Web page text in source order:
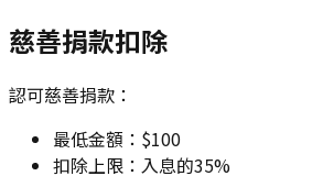
慈善捐款扣除
認可慈善捐款：
最低金額：$100
扣除上限：入息的35%